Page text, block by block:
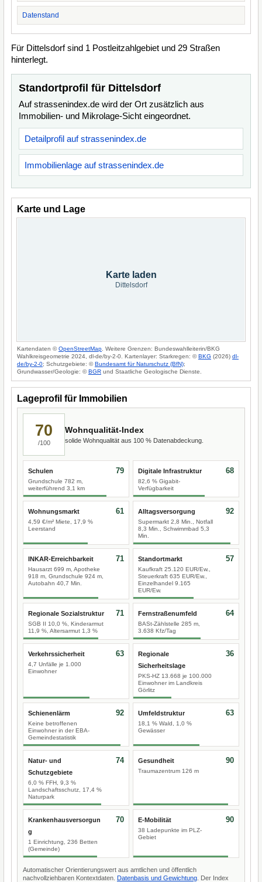
Datenstand
Für Dittelsdorf sind 1 Postleitzahlgebiet und 29 Straßen
hinterlegt.
Standortprofil für Dittelsdorf
Auf strassenindex.de wird der Ort zusätzlich aus
Immobilien- und Mikrolage-Sicht eingeordnet.
Detailprofil auf strassenindex.de
Immobilienlage auf strassenindex.de
Karte und Lage
Karte laden
Dittelsdorf
Kartendaten ©OpenStreetMap . Weitere Grenzen: Bundeswahlleiterin/BKG
Wahlkreisgeometrie 2024, dl-de/by-2-0. Kartenlayer: Starkregen: ©BKG (2026) dl-
de/by-2-0; Schutzgebiete: ©Bundesamt für Naturschutz (BfN);
Grundwasser/Geologie: ©BGR und Staatliche Geologische Dienste.
Lageprofil für Immobilien
70
/100
Wohnqualität-Index
solide Wohnqualität aus 100 % Datenabdeckung.
Schulen
Grundschule 782 m,
weiterführend 3,1 km
79 Digitale Infrastruktur
82,6 % Gigabit-
Verfügbarkeit
68
Wohnungsmarkt
4,59 €/m² Miete, 17,9 %
Leerstand
61 Alltagsversorgung
Supermarkt 2,8 Min., Notfall
8,3 Min., Schwimmbad 5,3
Min.
92
INKAR-Erreichbarkeit
Hausarzt 699 m, Apotheke
918 m, Grundschule 924 m,
Autobahn 40,7 Min.
71 Standortmarkt
Kaufkraft 25.120 EUR/Ew.,
Steuerkraft 635 EUR/Ew.,
Einzelhandel 9.165
EUR/Ew.
57
Regionale Sozialstruktur
SGB II 10,0 %, Kinderarmut
11,9 %, Altersarmut 1,3 %
71 Fernstraßenumfeld
BASt-Zählstelle 285 m,
3.638 Kfz/Tag
64
Verkehrssicherheit
4,7 Unfälle je 1.000
Einwohner
63
Regionale
Sicherheitslage
PKS-HZ 13.668 je 100.000
Einwohner im Landkreis
Görlitz
36
Schienenlärm
Keine betroffenen
Einwohner in der EBA-
Gemeindestatistik
92 Umfeldstruktur
18,1 % Wald, 1,0 %
Gewässer
63
Natur- und
Schutzgebiete
6,0 % FFH, 9,3 %
Landschaftsschutz, 17,4 %
Naturpark
74 Gesundheit
Traumazentrum 126 m
90
Krankenhausversorgun
g
1 Einrichtung, 236 Betten
(Gemeinde)
70 E-Mobilität
38 Ladepunkte im PLZ-
Gebiet
90
Automatischer Orientierungswert aus amtlichen und öffentlich
nachvollziehbaren Kontextdaten. Datenbasis und Gewichtung . Der Index